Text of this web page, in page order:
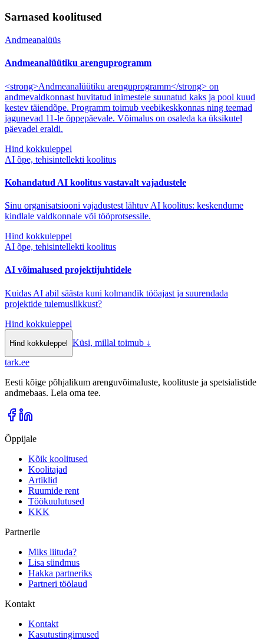
Sarnased koolitused
Andmeanalüüs
Andmeanalüütiku arenguprogramm
<strong>Andmeanalüütiku arenguprogramm</strong> on
andmevaldkonnast huvitatud inimestele suunatud kaks ja pool kuud
kestev täiendõpe. Programm toimub veebikeskkonnas ning teemad
jagunevad 11-le õppepäevale. Võimalus on osaleda ka üksikutel
päevadel eraldi.
Hind kokkuleppel
AI õpe, tehisintellekti koolitus
Kohandatud AI koolitus vastavalt vajadustele
Sinu organisatsiooni vajadustest lähtuv AI koolitus: keskendume
kindlale valdkonnale või tööprotsessile.
Hind kokkuleppel
AI õpe, tehisintellekti koolitus
AI võimalused projektijuhtidele
Kuidas AI abil säästa kuni kolmandik tööajast ja suurendada
projektide tulemuslikkust?
Hind kokkuleppel
Hind kokkuleppel Küsi, millal toimub ↓
tark.ee
Eesti kõige põhjalikum arenguvõimaluste, koolituste ja spetsialistide
andmebaas. Leia oma tee.
Õppijale
Kõik koolitused
Koolitajad
Artiklid
Ruumide rent
Töökuulutused
KKK
Partnerile
Miks liituda?
Lisa sündmus
Hakka partneriks
Partneri töölaud
Kontakt
Kontakt
Kasutustingimused